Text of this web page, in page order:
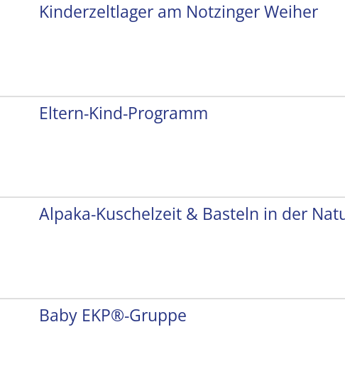
Kinderzeltlager am Notzinger Weiher
Eltern-Kind-Programm
Alpaka-Kuschelzeit & Basteln in der
Baby EKP®-Gruppe